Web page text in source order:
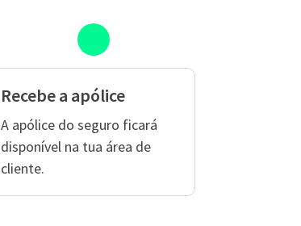
Recebe a apólice
A apólice do seguro ficará
disponível na tua área de
cliente.